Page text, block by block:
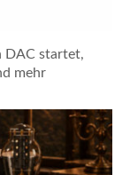
DAC startet,
mehr